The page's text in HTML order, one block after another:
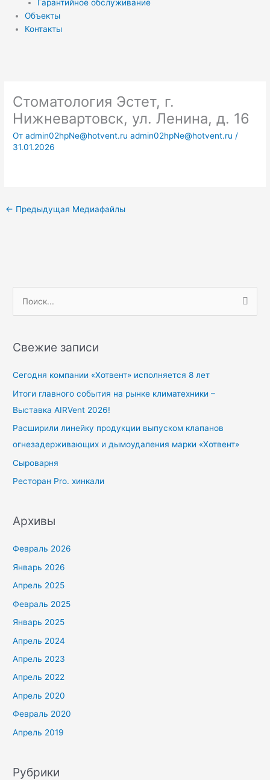
Гарантийное обслуживание
Объекты
Контакты
Стоматология Эстет, г.
Нижневартовск, ул. Ленина, д. 16
Отadmin02hpNe@hotvent.ru admin02hpNe@hotvent.ru /
31.01.2026
← Предыдущая Медиафайлы
с
Свежие записи
Сегодня компании «Хотвент» исполняется 8 лет
Итоги главного события на рынке климатехники –
Выставка AIRVent 2026!
Расширили линейку продукции выпуском клапанов
огнезадерживающих и дымоудаления марки «Хотвент»
Сыроварня
Ресторан Pro. хинкали
Архивы
Февраль 2026
Январь 2026
Апрель 2025
Февраль 2025
Январь 2025
Апрель 2024
Апрель 2023
Апрель 2022
Апрель 2020
Февраль 2020
Апрель 2019
Рубрики